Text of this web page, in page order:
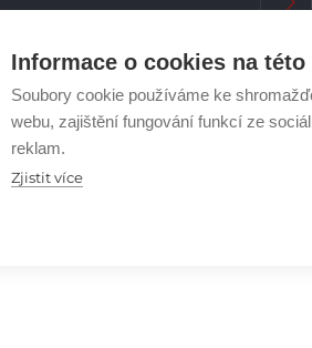
Informace o cookies na této
Soubory cookie používáme ke
webu, zajištění fungování funkcí ze
reklam.
Zjistit více